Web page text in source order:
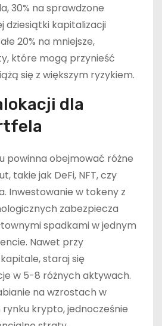
30% na sprawdzone
dziesiątki kapitalizacji
20% na mniejsze,
które mogą przynieść
się z większym ryzykiem.
dla
powinna obejmować różne
takie jak DeFi, NFT, czy
Inwestowanie w tokeny z
zabezpiecza
spadkami w jednym
Nawet przy
staraj się
w 5-8 różnych aktywach.
na wzrostach w
krypto, jednocześnie